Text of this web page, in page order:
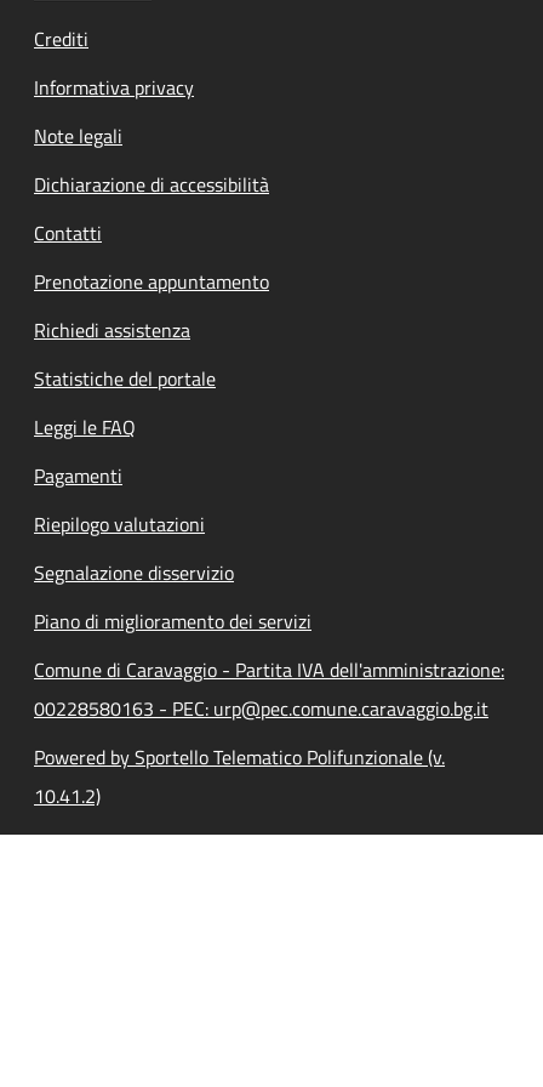
Crediti
Informativa privacy
Note legali
Dichiarazione di accessibilità
Contatti
Prenotazione appuntamento
Richiedi assistenza
Statistiche del portale
Leggi le FAQ
Pagamenti
Riepilogo valutazioni
Segnalazione disservizio
Piano di miglioramento dei servizi
Comune di Caravaggio - Partita IVA dell'amministrazione:
00228580163 - PEC: urp@pec.comune.caravaggio.bg.it
Powered by Sportello Telematico Polifunzionale (v.
10.41.2)